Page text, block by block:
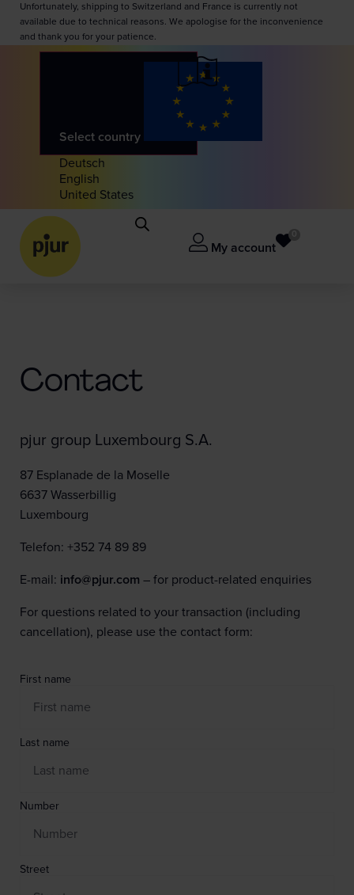
Unfortunately, shipping to Switzerland and France is currently not
available due to technical reasons. We apologise for the inconvenience
and thank you for your patience.
Select country
Deutsch
English
United States
My account
Contact
pjur group Luxembourg S.A.
87 Esplanade de la Moselle
6637 Wasserbillig
Luxembourg
Telefon: +352 74 89 89
E-mail: info@pjur.com – for product-related enquiries
For questions related to your transaction (including
cancellation), please use the contact form:
First name
Last name
Number
Street